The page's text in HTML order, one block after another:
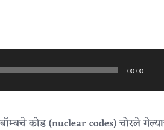
00:00
कोड (nuclear codes) चोरले